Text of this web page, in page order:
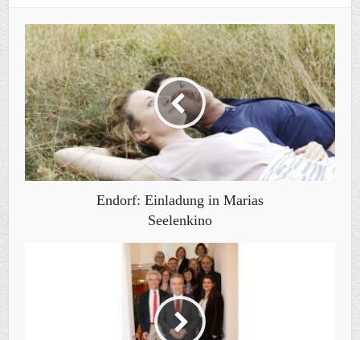
Endorf: Einladung in Marias
Seelenkino